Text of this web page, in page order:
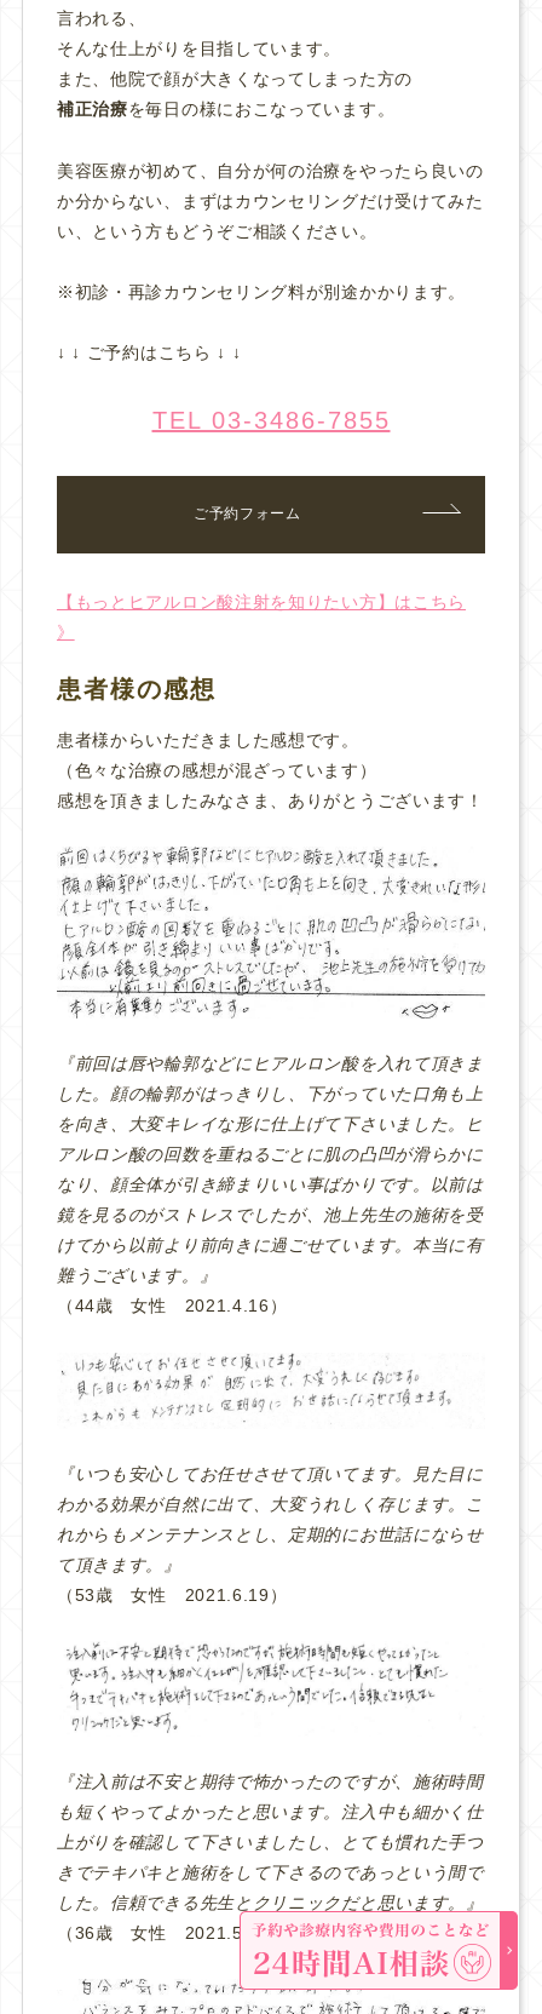
言われる、
そんな仕上がりを目指しています。
また、他院で顔が大きくなってしまった方の
補正治療を毎日の様におこなっています。
美容医療が初めて、自分が何の治療をやったら良いの
か分からない、まずはカウンセリングだけ受けてみた
い、という方もどうぞご相談ください。
※初診・再診カウンセリング料が別途かかります。
↓ ↓ ご予約はこちら ↓ ↓
TEL 03-3486-7855
ご予約フォーム
【もっとヒアルロン酸注射を知りたい方】はこちら
》
患者様の感想
患者様からいただきました感想です。
（色々な治療の感想が混ざっています）
感想を頂きましたみなさま、ありがとうございます！
『前回は唇や輪郭などにヒアルロン酸を入れて頂きま
した。顔の輪郭がはっきりし、下がっていた口角も上
を向き、大変キレイな形に仕上げて下さいました。ヒ
アルロン酸の回数を重ねるごとに肌の凸凹が滑らかに
なり、顔全体が引き締まりいい事ばかりです。以前は
鏡を見るのがストレスでしたが、池上先生の施術を受
けてから以前より前向きに過ごせています。本当に有
難うございます。』
（44歳 女性 2021.4.16）
『いつも安心してお任せさせて頂いてます。見た目に
わかる効果が自然に出て、大変うれしく存じます。こ
れからもメンテナンスとし、定期的にお世話にならせ
て頂きます。』
（53歳 女性 2021.6.19）
『注入前は不安と期待で怖かったのですが、施術時間
も短くやってよかったと思います。注入中も細かく仕
上がりを確認して下さいましたし、とても慣れた手つ
きでテキパキと施術をして下さるのであっという間で
した。信頼できる先生とクリニックだと思います。』
（36歳 女性 2021.5.14）